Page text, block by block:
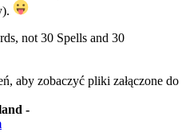
not 30 Spells and 30
aby zobaczyć pliki załączone do
-